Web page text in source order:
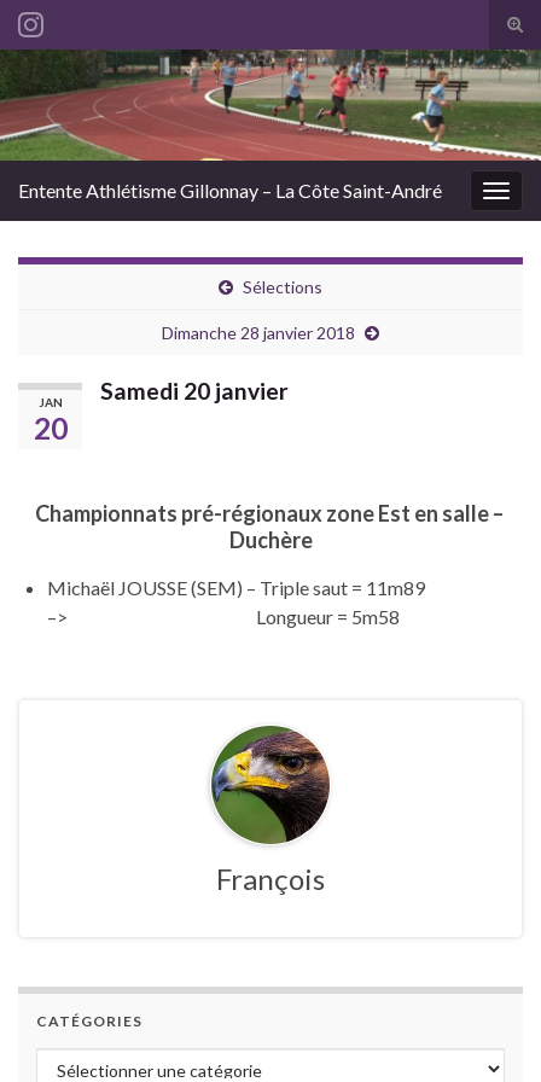
Search for:
Entente Athlétisme Gillonnay – La Côte Saint-André
Sélections
Dimanche 28 janvier 2018
JAN
20
Samedi 20 janvier
Championnats pré-régionaux zone Est en salle –
Duchère
Michaël JOUSSE (SEM) – Triple saut = 11m89
–> Longueur = 5m58
François
CATÉGORIES
Catégories